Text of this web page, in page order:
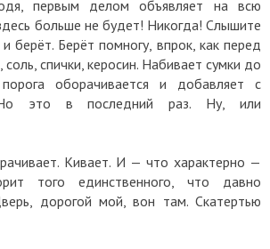
первым делом объявляет на всю
больше не будет! Никогда! Слышите
берёт. Берёт помногу, впрок, как перед
спички, керосин. Набивает сумки до
оборачивается и добавляет с
это в последний раз. Ну, или
Кивает. И — что характерно —
того единственного, что давно
дорогой мой, вон там. Скатертью